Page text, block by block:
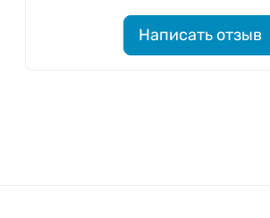
Написать отзыв